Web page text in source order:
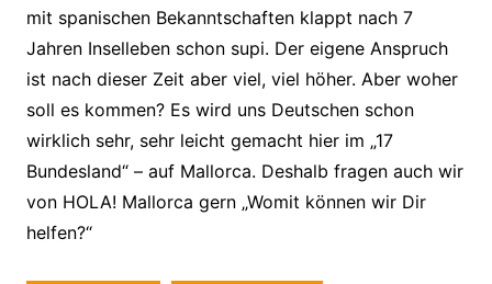
mit spanischen Bekanntschaften klappt nach 7
Jahren Inselleben schon supi. Der eigene Anspruch
ist nach dieser Zeit aber viel, viel höher. Aber woher
soll es kommen? Es wird uns Deutschen schon
wirklich sehr, sehr leicht gemacht hier im „17
Bundesland“ – auf Mallorca. Deshalb fragen auch wir
von HOLA! Mallorca gern „Womit können wir Dir
helfen?“